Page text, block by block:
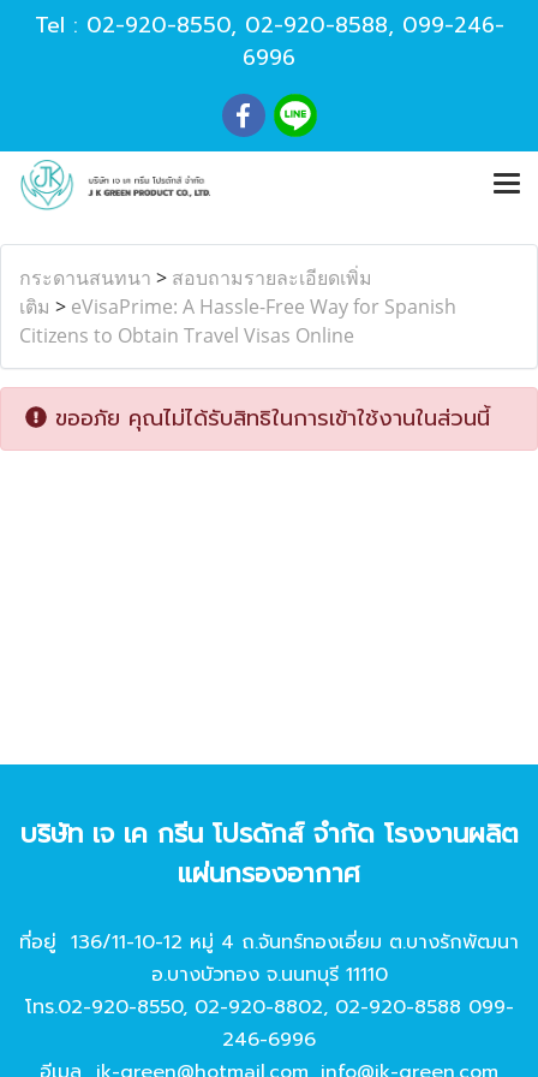
Tel : 02-920-8550, 02-920-8588, 099-246-
6996
กระดานสนทนา > สอบถามรายละเอียดเพิ่ม
เติม > eVisaPrime: A Hassle-Free Way for Spanish
Citizens to Obtain Travel Visas Online
ขออภัย คุณไม่ได้รับสิทธิในการเข้าใช้งานในส่วนนี้
บริษัท เจ เค กรีน โปรดักส์ จํากัด โรงงานผลิต
แผ่นกรองอากาศ
ที่อยู่ 136/11-10-12 หมู่ 4 ถ.จันทร์ทองเอี่ยม ต.บางรักพัฒนา
อ.บางบัวทอง จ.นนทบุรี 11110
โทร.02-920-8550, 02-920-8802, 02-920-8588 099-
246-6996